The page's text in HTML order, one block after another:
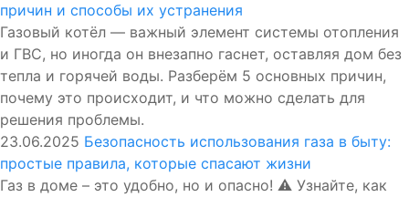
причин и способы их устранения
Газовый котёл — важный элемент системы отопления
и ГВС, но иногда он внезапно гаснет, оставляя дом без
тепла и горячей воды. Разберём 5 основных причин,
почему это происходит, и что можно сделать для
решения проблемы.
23.06.2025 Безопасность использования газа в быту:
простые правила, которые спасают жизни
Газ в доме – это удобно, но и опасно! ⚠️ Узнайте, как